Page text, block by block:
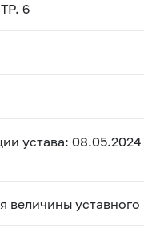
6
устава:
величины